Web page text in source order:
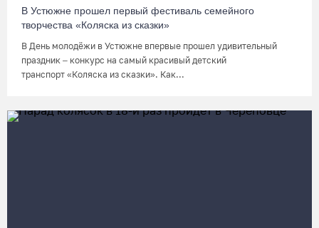
В Устюжне прошел первый фестиваль семейного
творчества «Коляска из сказки»
В День молодёжи в Устюжне впервые прошел удивительный
праздник – конкурс на самый красивый детский
транспорт «Коляска из сказки». Как...